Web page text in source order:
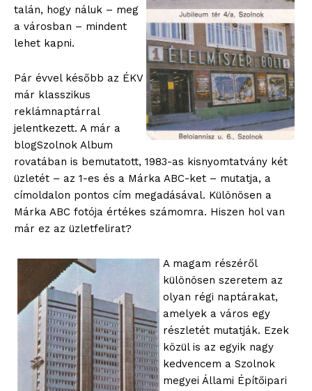
talán, hogy náluk – meg
a városban – mindent
lehet kapni.
Pár évvel később az ÉKV
már klasszikus
reklámnaptárral
jelentkezett. A már a
blogSzolnok Album
rovatában is bemutatott, 1983-as kisnyomtatvány két
üzletét – az 1-es és a Márka ABC-ket – mutatja, a
címoldalon pontos cím megadásával. Különösen a
Márka ABC fotója értékes számomra. Hiszen hol van
már ez az üzletfelirat?
A magam részéről
különösen szeretem az
olyan régi naptárakat,
amelyek a város egy
részletét mutatják. Ezek
közül is az egyik nagy
kedvencem a Szolnok
megyei Állami Építőipari